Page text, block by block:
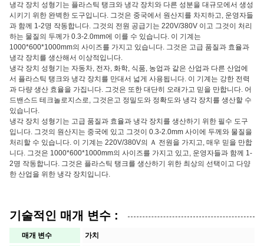
냉각 장치 성형기는 플라스틱 탱크와 냉각 장치와 다른 성분을 대규모에서 생성
시키기 위한 완벽한 도구입니다. 그것은 중국에서 원산지를 차지하고, 운영자들
과 함께 1-2명 작동합니다. 그것의 전원 공급기는 220V/380V 이고 그것이 처리
하는 물질의 두께가 0.3-2.0mm에 이를 수 있습니다. 이 기계는
1000*600*1000mm의 사이즈를 가지고 있습니다. 그것은 고급 품질과 효율과
냉각 장치를 생산해서 이상적입니다.
냉각 장치 성형기는 자동차, 전자, 화학, 식품, 농업과 같은 산업과 다른 산업에
서 플라스틱 탱크와 냉각 장치를 만대서 넓게 사용됩니다. 이 기계는 강한 전력
과 다량 생산 효율을 가집니다. 그것은 또한 대단히 오래가고 믿을 만합니다. 어
드밴스드 테크놀로지스로, 그것은고 정밀도와 정확도와 냉각 장치를 생산할 수
있습니다.
냉각 장치 성형기는 고급 품질과 효율과 냉각 장치를 생산하기 위한 필수 도구
입니다. 그것의 원산지는 중국에 있고 그것이 0.3-2.0mm 사이에 두께와 물질을
처리할 수 있습니다. 이 기계는 220V/380V의 Ａ 전원을 가지고, 매우 믿을 만합
니다. 그것은 1000*600*1000mm의 사이즈를 가지고 있고, 운영자들과 함께 1-
2명 작동합니다. 그것은 플라스틱 탱크를 생산하기 위한 최상의 선택이고 다양
한 산업을 위한 냉각 장치입니다.
기술적인 매개 변수 :
매개 변수 가치